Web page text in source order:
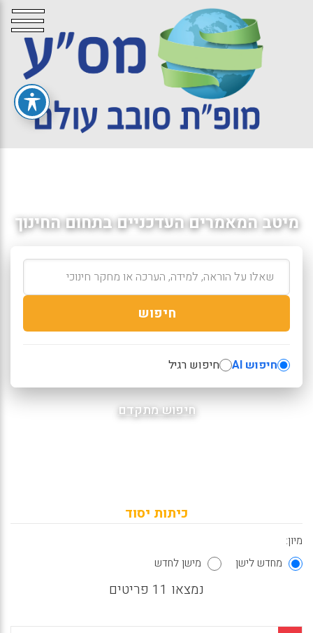
מיטב המאמרים העדכניים בתחום החינוך
חיפוש
חיפוש AI חיפוש רגיל
חיפוש מתקדם
כיתות יסוד
מיון:
מחדש לישן
מישן לחדש
נמצאו 11 פריטים